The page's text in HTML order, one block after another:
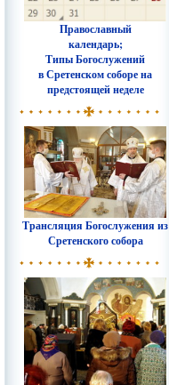
Православный
календарь;
Типы Богослужений
в Сретенском соборе на
предстоящей неделе
Трансляция Богослужения из
Сретенского собора